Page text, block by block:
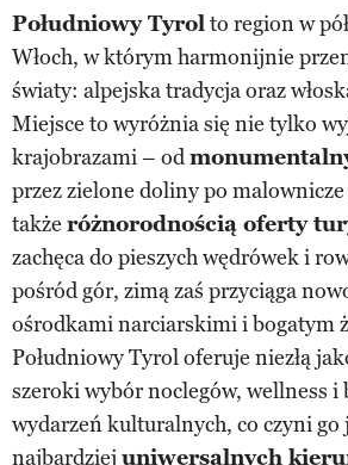
Południowy Tyrolto region w
Włoch, w którym harmonijnie
światy: alpejska tradycja oraz
Miejsce to wyróżnia się nie tylko
krajobrazami – od
przez zielone doliny po
także różnorodnością oferty
zachęca do pieszych wędrówek i
pośród gór, zimą zaś przyciąga
ośrodkami narciarskimi i bogatym
Południowy Tyrol oferuje niezłą
szeroki wybór noclegów, wellness i
wydarzeń kulturalnych, co czyni go
najbardziej uniwersalnych